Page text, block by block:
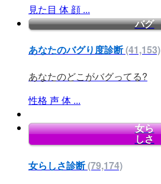
見た目 体 顔 ...
バグ
あなたのバグり度診断(41,153)
あなたのどこがバグってる?
性格 声体 ...
女ら
しさ
女らしさ診断(79,174)